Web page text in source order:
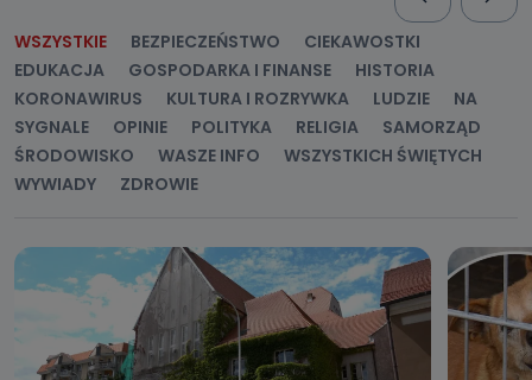
WSZYSTKIE BEZPIECZEŃSTWO
CIEKAWOSTKI
EDUKACJA
GOSPODARKA I FINANSE
HISTORIA
KORONAWIRUS
KULTURA I ROZRYWKA LUDZIE
NA
SYGNALE
OPINIE POLITYKA RELIGIA
SAMORZĄD
ŚRODOWISKO
WASZE INFO
WSZYSTKICH ŚWIĘTYCH
WYWIADY
ZDROWIE